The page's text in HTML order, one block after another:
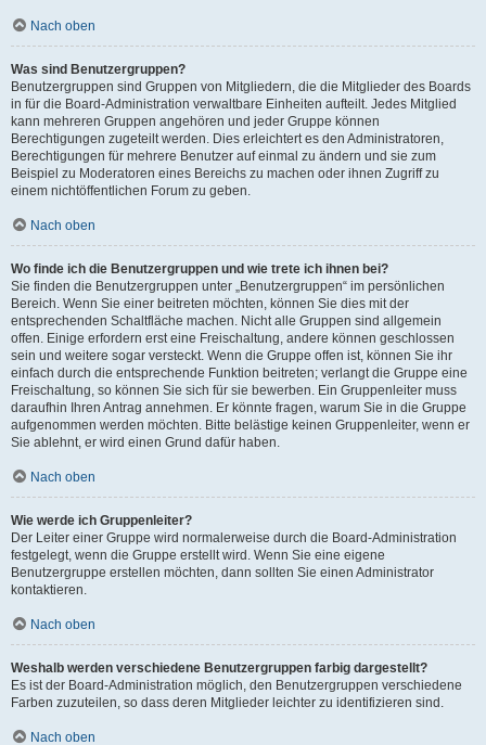
Nach oben
Was sind Benutzergruppen?
Benutzergruppen sind Gruppen von Mitgliedern, die die Mitglieder des Boards
in für die Board-Administration verwaltbare Einheiten aufteilt. Jedes Mitglied
kann mehreren Gruppen angehören und jeder Gruppe können
Berechtigungen zugeteilt werden. Dies erleichtert es den Administratoren,
Berechtigungen für mehrere Benutzer auf einmal zu ändern und sie zum
Beispiel zu Moderatoren eines Bereichs zu machen oder ihnen Zugriff zu
einem nichtöffentlichen Forum zu geben.
Nach oben
Wo finde ich die Benutzergruppen und wie trete ich ihnen bei?
Sie finden die Benutzergruppen unter „Benutzergruppen“ im persönlichen
Bereich. Wenn Sie einer beitreten möchten, können Sie dies mit der
entsprechenden Schaltfläche machen. Nicht alle Gruppen sind allgemein
offen. Einige erfordern erst eine Freischaltung, andere können geschlossen
sein und weitere sogar versteckt. Wenn die Gruppe offen ist, können Sie ihr
einfach durch die entsprechende Funktion beitreten; verlangt die Gruppe eine
Freischaltung, so können Sie sich für sie bewerben. Ein Gruppenleiter muss
daraufhin Ihren Antrag annehmen. Er könnte fragen, warum Sie in die Gruppe
aufgenommen werden möchten. Bitte belästige keinen Gruppenleiter, wenn er
Sie ablehnt, er wird einen Grund dafür haben.
Nach oben
Wie werde ich Gruppenleiter?
Der Leiter einer Gruppe wird normalerweise durch die Board-Administration
festgelegt, wenn die Gruppe erstellt wird. Wenn Sie eine eigene
Benutzergruppe erstellen möchten, dann sollten Sie einen Administrator
kontaktieren.
Nach oben
Weshalb werden verschiedene Benutzergruppen farbig dargestellt?
Es ist der Board-Administration möglich, den Benutzergruppen verschiedene
Farben zuzuteilen, so dass deren Mitglieder leichter zu identifizieren sind.
Nach oben